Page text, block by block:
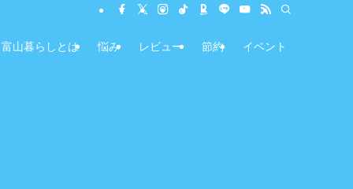
富山暮らしとは 悩み レビュー 節約 イベント